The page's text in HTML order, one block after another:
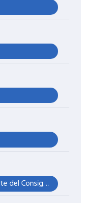
Francesco Giordani - Presidente del Consiglio Comunale